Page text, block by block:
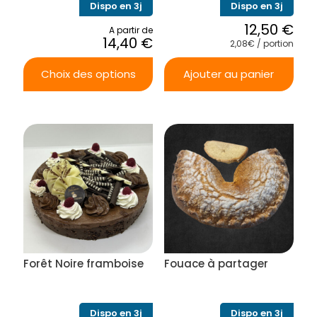
Dispo en 3j
A partir de
14,40 €
Choix des options
plusieurs
variations.
Les
options
peuvent
être
choisies
sur
la
page
Dispo en 3j
12,50 €
2,08€ / portion
Ajouter au panier
Forêt Noire framboise
Dispo en 3j
Fouace à partager
Dispo en 3j